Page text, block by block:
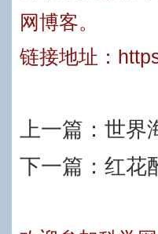
网博客。
链接地址：
上一篇： 世界
下一篇： 红花